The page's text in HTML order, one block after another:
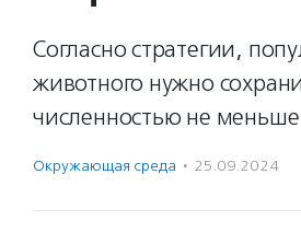
Согласно стратегии,
животного нужно
численностью не
Окружающая среда · 25.09.2024